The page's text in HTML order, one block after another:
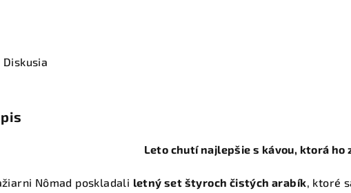
Diskusia
Leto chutí najlepšie s kávou, ktorá ho
Nômad poskladali letný set štyroch čistých arabík, ktoré